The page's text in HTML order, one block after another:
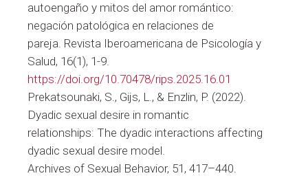
autoengaño y mitos del amor romántico:
negación patológica en relaciones de
pareja. Revista Iberoamericana de Psicología y
Salud, 16(1), 1-9.
https://doi.org/10.70478/rips.2025.16.01
Prekatsounaki, S., Gijs, L., & Enzlin, P. (2022).
Dyadic sexual desire in romantic
relationships: The dyadic interactions affecting
dyadic sexual desire model.
Archives of Sexual Behavior, 51, 417–440.